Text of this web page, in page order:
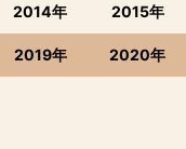
2014年 2015年
2019年 2020年